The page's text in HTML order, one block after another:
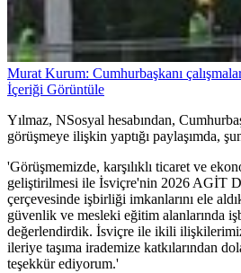
Murat Kurum: Cumhurbaşkanı
İçeriği Görüntüle
Yılmaz, NSosyal hesabından,
görüşmeye ilişkin yaptığı paylaşımda,
'Görüşmemizde, karşılıklı ticaret ve
geliştirilmesi ile İsviçre'nin 2026 AGİT
çerçevesinde işbirliği imkanlarını ele
güvenlik ve mesleki eğitim alanlarında
değerlendirdik. İsviçre ile ikili
ileriye taşıma irademize katkılarından
teşekkür ediyorum.'